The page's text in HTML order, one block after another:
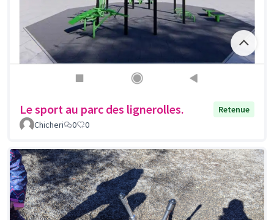
Le sport au parc des lignerolles.
Retenue
Chicheri
0 0